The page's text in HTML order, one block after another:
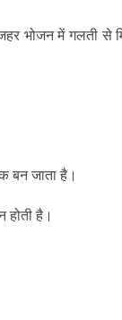
भोजन में गलती से
बन जाता है।
होती है।